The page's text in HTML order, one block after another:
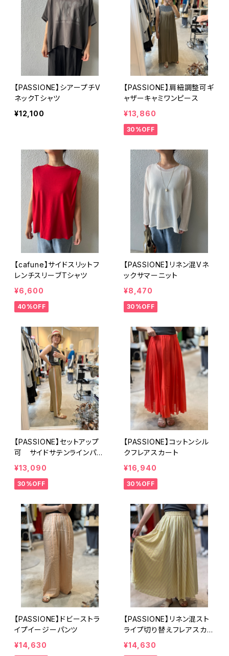
【PASSIONE】シアープチV
ネックTシャツ
¥12,100
【PASSIONE】肩紐調整可ギ
ャザーキャミワンピース
¥13,860
30%OFF
【cafune】サイドスリットフ
レンチスリーブTシャツ
¥6,600
40%OFF
【PASSIONE】リネン混Vネ
ックサマーニット
¥8,470
30%OFF
【PASSIONE】セットアップ
可 サイドサテンラインパン
ツ
¥13,090
30%OFF
【PASSIONE】コットンシル
クフレアスカート
¥16,940
30%OFF
【PASSIONE】ドビーストラ
イプイージーパンツ
¥14,630
【PASSIONE】リネン混スト
ライプ切り替えフレアスカー
ト
¥14,630